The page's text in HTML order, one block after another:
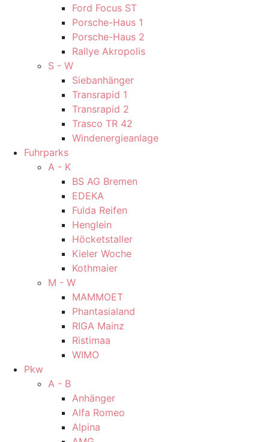
Ford Focus ST
Porsche-Haus 1
Porsche-Haus 2
Rallye Akropolis
S - W
Siebanhänger
Transrapid 1
Transrapid 2
Trasco TR 42
Windenergieanlage
Fuhrparks
A - K
BS AG Bremen
EDEKA
Fulda Reifen
Henglein
Höcketstaller
Kieler Woche
Kothmaier
M - W
MAMMOET
Phantasialand
RIGA Mainz
Ristimaa
WIMO
Pkw
A - B
Anhänger
Alfa Romeo
Alpina